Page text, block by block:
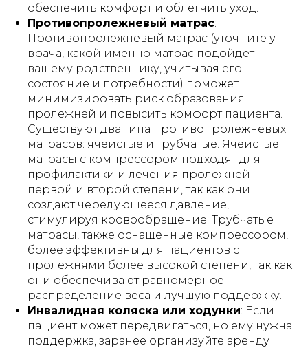
обеспечить комфорт и облегчить уход.
Противопролежневый матрас:
Противопролежневый матрас (уточните у
врача, какой именно матрас подойдет
вашему родственнику, учитывая его
состояние и потребности) поможет
минимизировать риск образования
пролежней и повысить комфорт пациента.
Существуют два типа противопролежневых
матрасов: ячеистые и трубчатые. Ячеистые
матрасы с компрессором подходят для
профилактики и лечения пролежней
первой и второй степени, так как они
создают чередующееся давление,
стимулируя кровообращение. Трубчатые
матрасы, также оснащенные компрессором,
более эффективны для пациентов с
пролежнями более высокой степени, так как
они обеспечивают равномерное
распределение веса и лучшую поддержку.
Инвалидная коляска или ходунки: Если
пациент может передвигаться, но ему нужна
поддержка, заранее организуйте аренду